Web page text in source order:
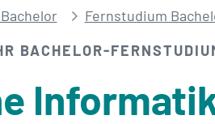
Fernstudium
BACHELOR-